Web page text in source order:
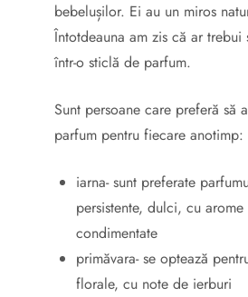
bebelușilor. Ei au un miros
Întotdeauna am zis că ar
într-o sticlă de parfum.
Sunt persoane care preferă să
parfum pentru fiecare anotimp:
iarna- sunt preferate
persistente, dulci, cu arome
condimentate
primăvara- se optează
florale, cu note de ierburi